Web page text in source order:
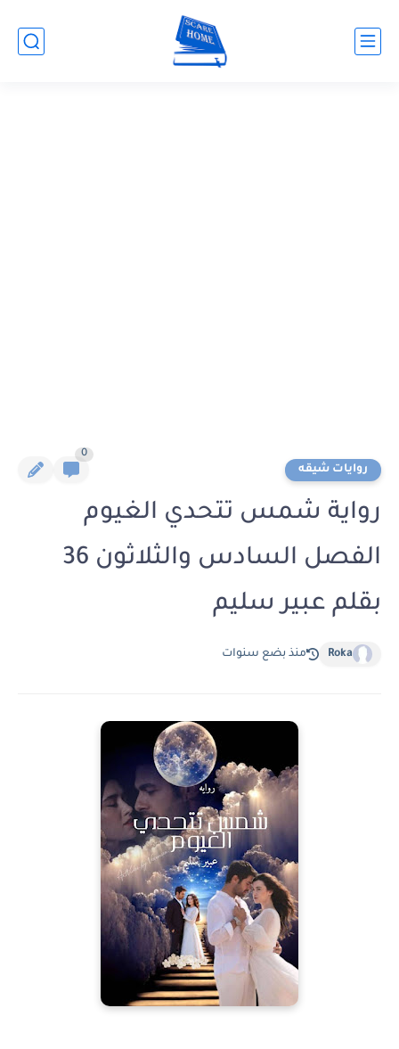
روايات شيقه
0
رواية شمس تتحدي الغيوم
الفصل السادس والثلاثون 36
بقلم عبير سليم
Roka منذ بضع سنوات